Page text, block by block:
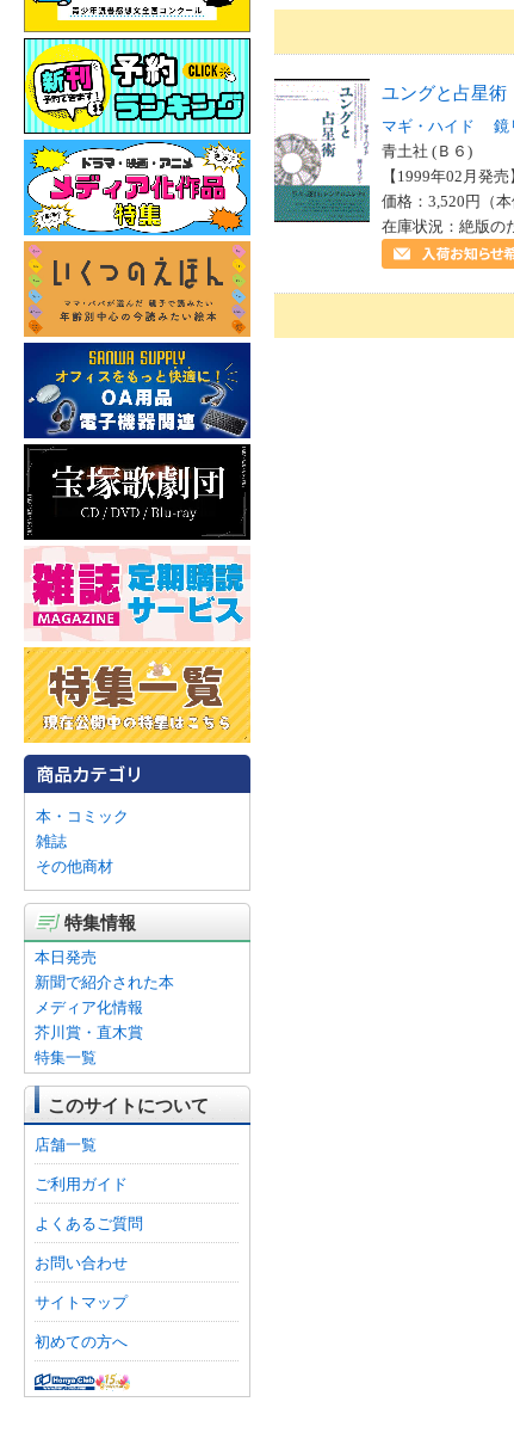
本・コミック
雑誌
その他商材
特集情報
本日発売
新聞で紹介された本
メディア化情報
芥川賞・直木賞
特集一覧
このサイトについて
店舗一覧
ご利用ガイド
よくあるご質問
お問い合わせ
サイトマップ
初めての方へ
ユングと占星術
マギ・ハイド
鏡
青土社 (Ｂ６)
【1999年02月発
価格：3,520円（本
在庫状況：絶版の